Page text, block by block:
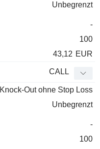
Unbegrenzt
-
100
43,12 EUR
CALL
Knock-Out ohne Stop Loss
Unbegrenzt
-
100